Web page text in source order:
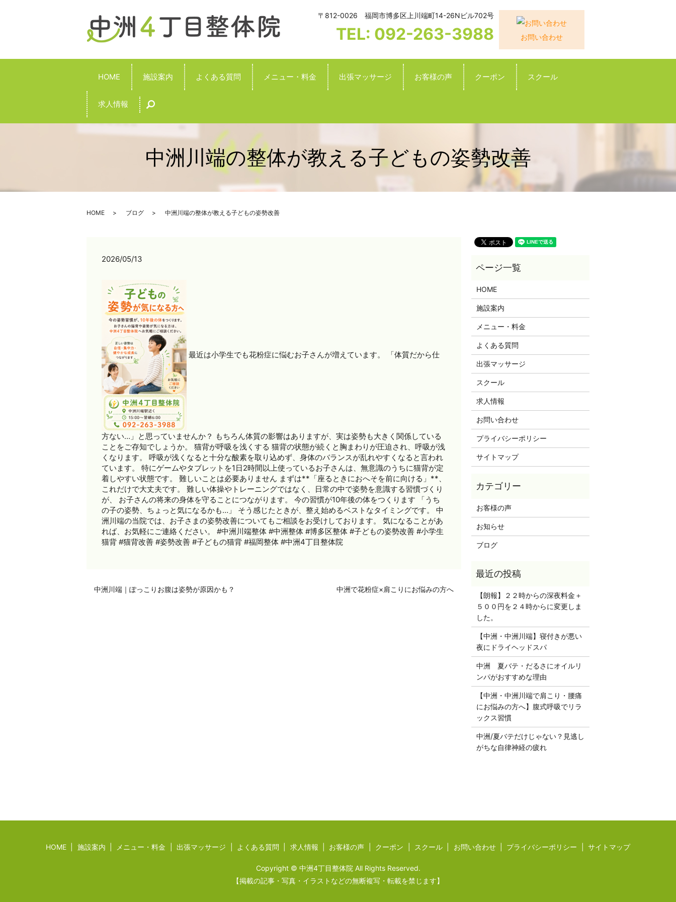
〒812-0026 福岡市博多区上川端町14-26Nビル702号
TEL: 092-263-3988 お問い合わせ
HOME 施設案内 よくある質問 メニュー・料金 出張マッサージ お客様の声 クーポン スクール
求人情報
search
中洲川端の整体が教える子どもの姿勢改善
HOME ブログ 中洲川端の整体が教える子どもの姿勢改善
2026/05/13
最近は小学生でも花粉症に悩むお子さんが増えています。 「体質だから仕
方ない…」と思っていませんか？ もちろん体質の影響はありますが、実は姿勢も大きく関係している
ことをご存知でしょうか。 猫背が呼吸を浅くする 猫背の状態が続くと胸まわりが圧迫され、呼吸が浅
くなります。 呼吸が浅くなると十分な酸素を取り込めず、身体のバランスが乱れやすくなると言われ
ています。 特にゲームやタブレットを1日2時間以上使っているお子さんは、無意識のうちに猫背が定
着しやすい状態です。 難しいことは必要ありません まずは**「座るときにおへそを前に向ける」**、
これだけで大丈夫です。 難しい体操やトレーニングではなく、日常の中で姿勢を意識する習慣づくり
が、 お子さんの将来の身体を守ることにつながります。 今の習慣が10年後の体をつくります 「うち
の子の姿勢、ちょっと気になるかも…」 そう感じたときが、整え始めるベストなタイミングです。 中
洲川端の当院では、お子さまの姿勢改善についてもご相談をお受けしております。 気になることがあ
れば、お気軽にご連絡ください。 #中洲川端整体 #中洲整体 #博多区整体 #子どもの姿勢改善 #小学生
猫背 #猫背改善 #姿勢改善 #子どもの猫背 #福岡整体 #中洲4丁目整体院
中洲川端｜ぽっこりお腹は姿勢が原因かも？ 中洲で花粉症×肩こりにお悩みの方へ
HOME
施設案内
メニュー・料金
よくある質問
出張マッサージ
スクール
求人情報
お問い合わせ
プライバシーポリシー
サイトマップ
お客様の声
お知らせ
ブログ
【朗報】２２時からの深夜料金＋
５００円を２４時からに変更しま
した。
【中洲・中洲川端】寝付きが悪い
夜にドライヘッドスパ
中洲 夏バテ・だるさにオイルリ
ンパがおすすめな理由
【中洲・中洲川端で肩こり・腰痛
にお悩みの方へ】腹式呼吸でリラ
ックス習慣
中洲/夏バテだけじゃない？見逃し
がちな自律神経の疲れ
HOME 施設案内 メニュー・料金 出張マッサージ よくある質問 求人情報 お客様の声 クーポン スクール お問い合わせ プライバシーポリシー サイトマップ
Copyright © 中洲4丁目整体院 All Rights Reserved.
【掲載の記事・写真・イラストなどの無断複写・転載を禁じます】